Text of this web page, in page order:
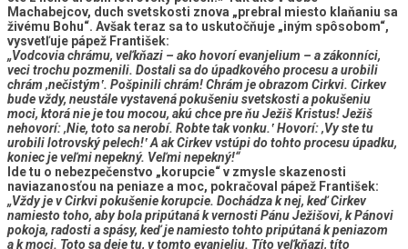
Machabejcov, duch svetskosti znova „prebral miesto klaňaniu sa
živému Bohu“. Avšak teraz sa to uskutočňuje „iným spôsobom“,
vysvetľuje pápež František:
„Vodcovia chrámu, veľkňazi – ako hovorí evanjelium – a zákonníci,
veci trochu pozmenili. Dostali sa do úpadkového procesu a urobili
chrám ‚nečistým‛. Pošpinili chrám! Chrám je obrazom Cirkvi. Cirkev
bude vždy, neustále vystavená pokušeniu svetskosti a pokušeniu
moci, ktorá nie je tou mocou, akú chce pre ňu Ježiš Kristus! Ježiš
nehovorí: ‚Nie, toto sa nerobí. Robte tak vonku.‛ Hovorí: ‚Vy ste tu
urobili lotrovský pelech!‛ A ak Cirkev vstúpi do tohto procesu úpadku,
koniec je veľmi nepekný. Veľmi nepekný!“
Ide tu o nebezpečenstvo „korupcie“ v zmysle skazenosti
naviazanosťou na peniaze a moc, pokračoval pápež František:
„Vždy je v Cirkvi pokušenie korupcie. Dochádza k nej, keď Cirkev
namiesto toho, aby bolapripútaná k vernosti Pánu Ježišovi, k Pánovi
pokoja, radosti a spásy, keď je namiesto tohto pripútaná k peniazom
a k moci. Toto sa deje tu, v tomto evanjeliu. Títo veľkňazi, títo